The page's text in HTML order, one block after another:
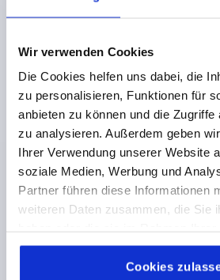
Wir verwenden Cookies
Die Cookies helfen uns dabei, die
zu personalisieren, Funktionen für
anbieten zu können und die
zu analysieren. Außerdem geben
Ihrer Verwendung unserer Website
soziale Medien, Werbung und
Partner führen diese Informationen
weiteren Daten zusammen, die Sie
gesammelt haben.Cookie
Datenschutz|AGB
Cookies
K2102
SCHARNIERHÄLFTE FÜR
ALUMINIUM ELOXIERT, A1=27
FLÜGELLÄNGE LINKS=47
B2=50
DURCHMESSER=6,4
D1=10 D2=6,1